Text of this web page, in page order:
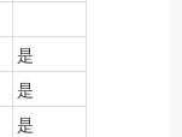
是
是
是